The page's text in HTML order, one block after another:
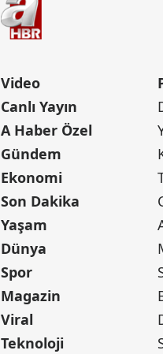
Video
Canlı Yayın
A Haber Özel
Gündem
Ekonomi
Son Dakika
Yaşam
Dünya
Spor
Magazin
Viral
Teknoloji